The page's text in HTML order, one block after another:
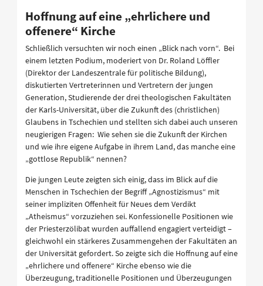
Hoffnung auf eine „ehrlichere und
offenere“ Kirche
Schließlich versuchten wir noch einen „Blick nach vorn“. Bei
einem letzten Podium, moderiert von Dr. Roland Löffler
(Direktor der Landeszentrale für politische Bildung),
diskutierten Vertreterinnen und Vertretern der jungen
Generation, Studierende der drei theologischen Fakultäten
der Karls-Universität, über die Zukunft des (christlichen)
Glaubens in Tschechien und stellten sich dabei auch unseren
neugierigen Fragen: Wie sehen sie die Zukunft der Kirchen
und wie ihre eigene Aufgabe in ihrem Land, das manche eine
„gottlose Republik“ nennen?
Die jungen Leute zeigten sich einig, dass im Blick auf die
Menschen in Tschechien der Begriff „Agnostizismus“ mit
seiner impliziten Offenheit für Neues dem Verdikt
„Atheismus“ vorzuziehen sei. Konfessionelle Positionen wie
der Priesterzölibat wurden auffallend engagiert verteidigt –
gleichwohl ein stärkeres Zusammengehen der Fakultäten an
der Universität gefordert. So zeigte sich die Hoffnung auf eine
„ehrlichere und offenere“ Kirche ebenso wie die
Überzeugung, traditionelle Positionen und Überzeugungen